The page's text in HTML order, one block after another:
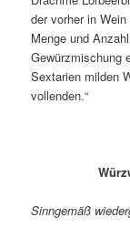
der vorher in
Menge und
Gewürzmischung
Sextarien milden
vollenden.“
Sinngemäß